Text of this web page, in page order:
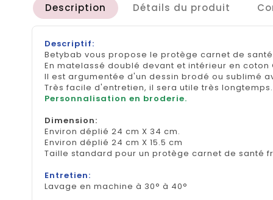
Description Détails du produit
Descriptif:
Betybab vous propose le protège carnet de
En matelassé doublé devant et intérieur en
Il est argumentée d'un dessin brodé ou sublimé
Très facile d'entretien, il sera utile très longtemps.
Personnalisation en broderie.
Dimension:
Environ déplié 24 cm X 34 cm.
Environ déplié 24 cm X 15.5 cm
Taille standard pour un protège carnet de santé
Entretien:
Lavage en machine à 30° à 40°